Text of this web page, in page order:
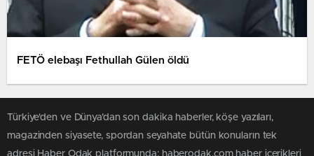
FETÖ elebaşı Fethullah Gülen öldü
Türkiye'den ve Dünya’dan son dakika haberler, köşe yazıları,
magazinden siyasete, spordan seyahate bütün konuların tek
adresi Haber Odak platformunda; haberodak.com haber içerikleri